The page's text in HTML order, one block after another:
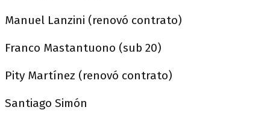
Manuel Lanzini (renovó contrato)
Franco Mastantuono (sub 20)
Pity Martínez (renovó contrato)
Santiago Simón